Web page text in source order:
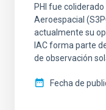
PHI fue coliderado
Aeroespacial
actualmente su
IAC forma parte
de observación
Fecha de